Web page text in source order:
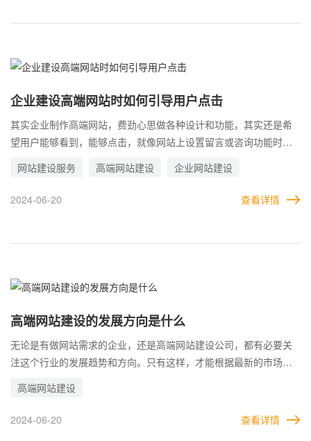
企业建设高端网站时如何引导用户点击
其实企业制作高端网站，费劲心思做各种设计和功能，其实还是希
望用户能够看到，能够点击，就像网站上设置留言或咨询功能时，
时，要利用各种引导，将用户潜移默化的转移到自己想让用户去的
地方，这样的设计才符合企业的目标。那么，通过哪些方法，可以
网站建设服务 高端网站建设 企业网站建设
2024-06-20 查看详情
高端网站建设的发展方向是什么
无论是有做网站需求的企业，还是高端网站建设公司，都有必要关
注这个行业的发展趋势和方向。只有这样，才能根据最新的市场行
解网站建设的发展趋势，就等于掌握了市场需求，可以及时调整企
业战略规划，领先同行获得更多客户。而作为企业来说，了解最新
高端网站建设
2024-06-20 查看详情